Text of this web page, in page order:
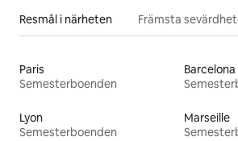
Resmål i närheten Främsta
Paris
Semesterboenden
Barcelona
Lyon
Semesterboenden
Marseille